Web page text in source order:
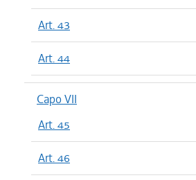
Art. 43
Art. 44
Capo VII
Art. 45
Art. 46